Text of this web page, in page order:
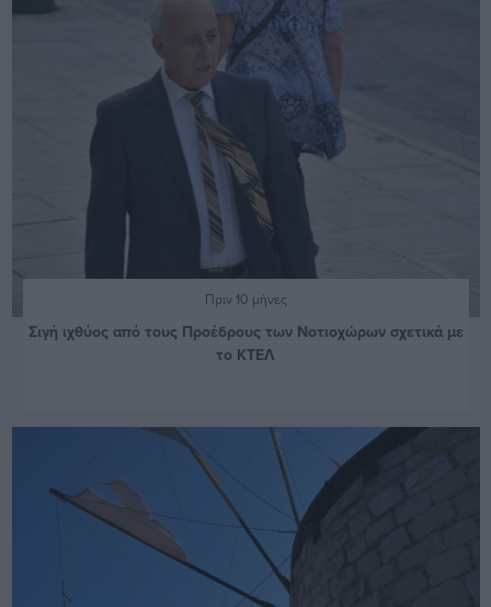
Πριν 10 μήνες
Σιγή ιχθύος από τους Προέδρους των Νοτιοχώρων σχετικά με
το ΚΤΕΛ